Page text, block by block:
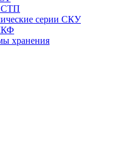
СТП
серии СКУ
хранения